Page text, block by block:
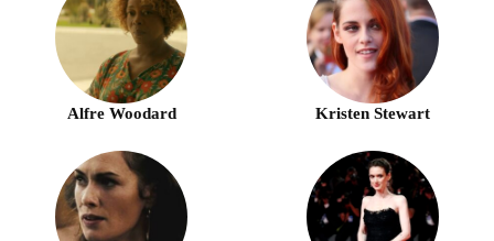
Alfre Woodard Kristen Stewart